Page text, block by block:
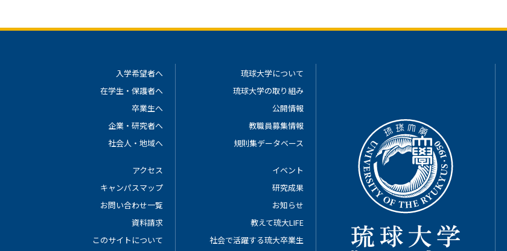
入学希望者へ
在学生・保護者へ
卒業生へ
企業・研究者へ
社会人・地域へ
アクセス
キャンパスマップ
お問い合わせ一覧
資料請求
このサイトについて
琉球大学について
琉球大学の取り組み
公開情報
教職員募集情報
規則集データベース
イベント
研究成果
お知らせ
教えて琉大LIFE
社会で活躍する琉大卒業生